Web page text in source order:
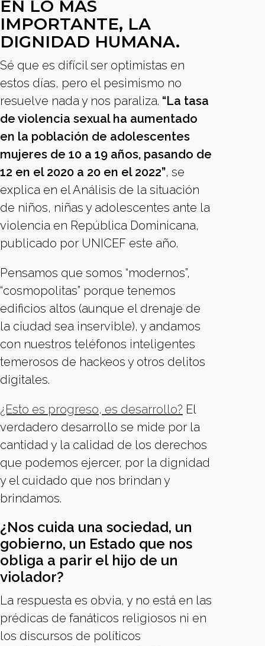
EN LO MÁS
IMPORTANTE, LA
DIGNIDAD HUMANA.
Sé que es difícil ser optimistas en
estos días, pero el pesimismo no
resuelve nada y nos paraliza. “La tasa
de violencia sexual ha aumentado
en la población de adolescentes
mujeres de 10 a 19 años, pasando de
12 en el 2020 a 20 en el 2022”, se
explica en el Análisis de la situación
de niños, niñas y adolescentes ante la
violencia en República Dominicana,
publicado por UNICEF este año.
Pensamos que somos “modernos”,
“cosmopolitas” porque tenemos
edificios altos (aunque el drenaje de
la ciudad sea inservible), y andamos
con nuestros teléfonos inteligentes
temerosos de hackeos y otros delitos
digitales.
¿Esto es progreso, es desarrollo? El
verdadero desarrollo se mide por la
cantidad y la calidad de los derechos
que podemos ejercer, por la dignidad
y el cuidado que nos brindan y
brindamos.
¿Nos cuida una sociedad, un
gobierno, un Estado que nos
obliga a parir el hijo de un
violador?
La respuesta es obvia, y no está en las
prédicas de fanáticos religiosos ni en
los discursos de políticos